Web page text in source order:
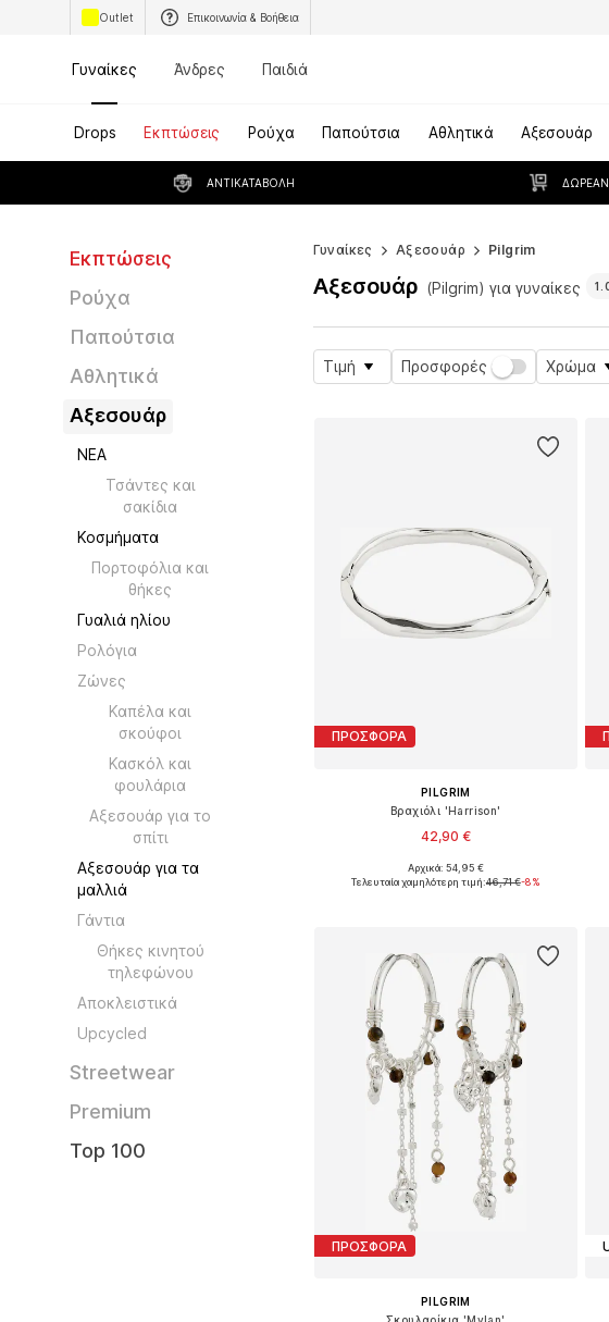
Outlet Επικοινωνία & Βοήθεια
Γυναίκες Άνδρες Παιδιά
Drops Εκπτώσεις Ρούχα Παπούτσια Αθλητικά Αξεσουάρ
ΑΝΤΙΚΑΤΑΒΟΛΉ
Εκπτώσεις
Ρούχα
Παπούτσια
Αθλητικά
Αξεσουάρ
ΝΕΑ
Τσάντες και
σακίδια
Κοσμήματα
Πορτοφόλια και
θήκες
Γυαλιά ηλίου
Ρολόγια
Ζώνες
Καπέλα και
σκούφοι
Κασκόλ και
φουλάρια
Αξεσουάρ για το
σπίτι
Αξεσουάρ για τα
μαλλιά
Γάντια
Θήκες κινητού
τηλεφώνου
Αποκλειστικά
Upcycled
Streetwear
Premium
Top 100
Γυναίκες Αξεσουάρ Pilgrim
Αξεσουάρ (Pilgrim) για γυναίκες
Τιμή Προσφορές Χρώμα
ΠΡΟΣΦΟΡΑ
PILGRIM
Βραχιόλι 'Harrison'
42,90 €
Διαθέσιμα μεγέθη: One Size
Αρχικά: 54,95 €
Τελευταία χαμηλότερη τιμή:46,71 €-8%
ΠΡΟΣΦΟΡΑ
PILGRIM